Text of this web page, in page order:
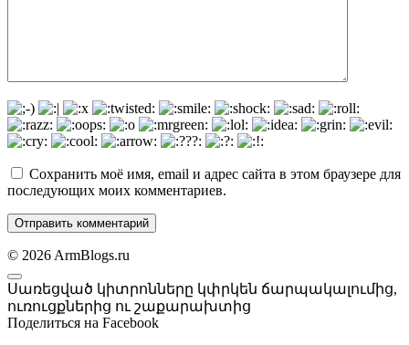
Сохранить моё имя, email и адрес сайта в этом браузере для
последующих моих комментариев.
© 2026 ArmBlogs.ru
Սառեցված կիտրոնները կփրկեն ճարպակալումից,
ուռուցքներից ու շաքարախտից
Поделиться на Facebook